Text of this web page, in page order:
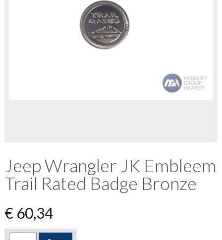
Jeep Wrangler JK Embleem
Trail Rated Badge Bronze
€60,34